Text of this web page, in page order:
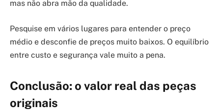
mas não abra mão da qualidade.
Pesquise em vários lugares para entender o preço
médio e desconfie de preços muito baixos. O equilíbrio
entre custo e segurança vale muito a pena.
Conclusão: o valor real das peças
originais